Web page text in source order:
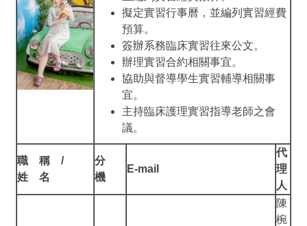
擬定實習行事曆，並編列實習經費
預算。
簽辦系務臨床實習往來公文。
辦理實習合約相關事宜。
協助與督導學生實習輔導相關事
宜。
主持臨床護理實習指導老師之會
議。
職 稱 /
姓 名
分
機
E-mail
代
理
人
陳
椀